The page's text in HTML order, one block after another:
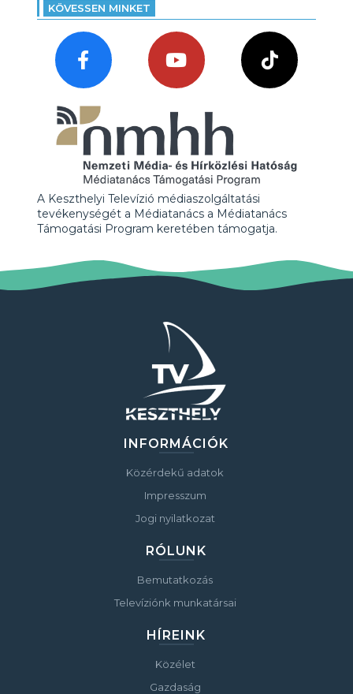
KÖVESSEN MINKET
A Keszthelyi Televízió médiaszolgáltatási
tevékenységét a Médiatanács a Médiatanács
Támogatási Program keretében támogatja.
INFORMÁCIÓK
Közérdekű adatok
Impresszum
Jogi nyilatkozat
RÓLUNK
Bemutatkozás
Televíziónk munkatársai
HÍREINK
Közélet
Gazdaság